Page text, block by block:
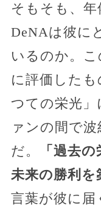
そもそも、
DeNAは彼に
いるのか。
に評価した
つての栄光」
ァンの間で
だ。
「過去
未来の勝利を
言葉が彼に届